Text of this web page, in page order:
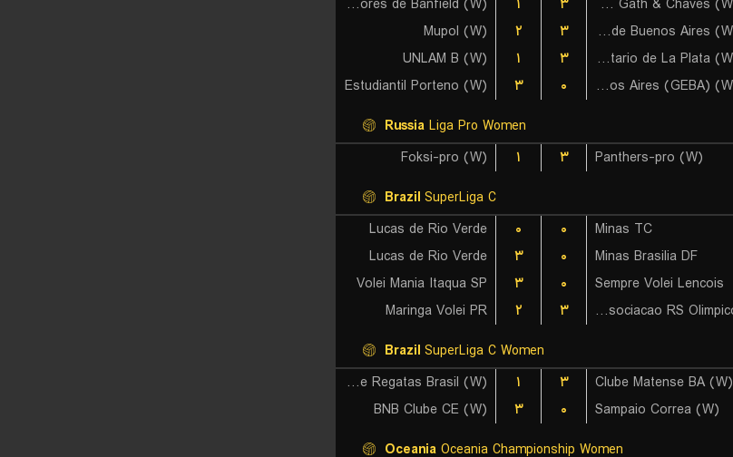
Defensores de Banfield (W)
۱ ۳ Harrods Gath & Chaves (W)
Mupol (W)
۲ ۳ Ciudad de Buenos Aires (W)
UNLAM B (W)
۱ ۳ Universitario de La Plata (W)
Estudiantil Porteno (W)
۳ ۰ Gimnasia y Esgrima de Buenos Aires (GEBA) (W)
Russia Liga Pro Women
Foksi-pro (W)
۱ ۳ Panthers-pro (W)
Brazil SuperLiga C
Lucas de Rio Verde
۰ ۰ Minas TC
Lucas de Rio Verde
۳ ۰ Minas Brasilia DF
Volei Mania Itaqua SP
۳ ۰ Sempre Volei Lencois
Maringa Volei PR
۲ ۳ Associacao RS Olimpico
Brazil SuperLiga C Women
Clube De Regatas Brasil (W)
۱ ۳ Clube Matense BA (W)
BNB Clube CE (W)
۳ ۰ Sampaio Correa (W)
Oceania Oceania Championship Women